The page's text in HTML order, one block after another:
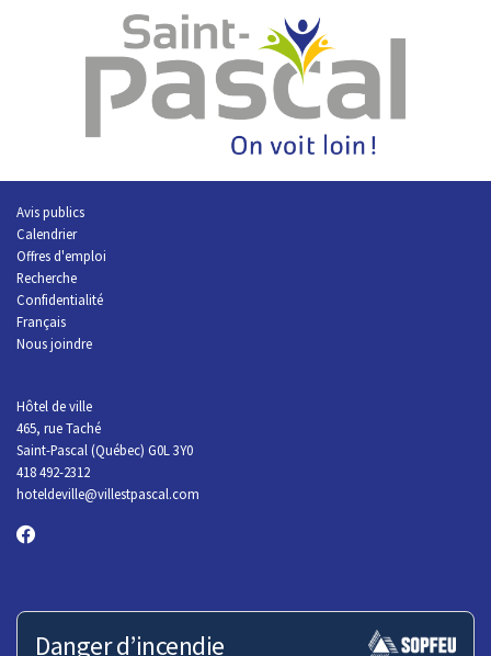
Avis publics
Calendrier
Offres d'emploi
Recherche
Confidentialité
Français
Nous joindre
Hôtel de ville
465, rue Taché
Saint-Pascal (Québec) G0L 3Y0
418 492-2312
hoteldeville@villestpascal.com
Danger d’incendie